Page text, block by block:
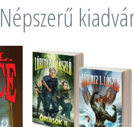
Népszerű